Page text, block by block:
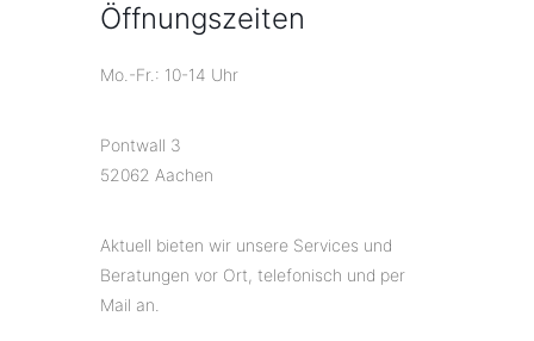
Öffnungszeiten
Mo.-Fr.: 10-14 Uhr
Pontwall 3
52062 Aachen
Aktuell bieten wir unsere Services und
Beratungen vor Ort, telefonisch und per
Mail an.